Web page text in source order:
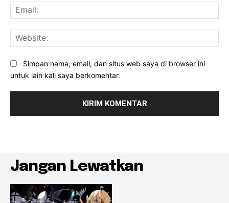
Simpan nama, email, dan situs web saya di browser ini
untuk lain kali saya berkomentar.
Jangan Lewatkan